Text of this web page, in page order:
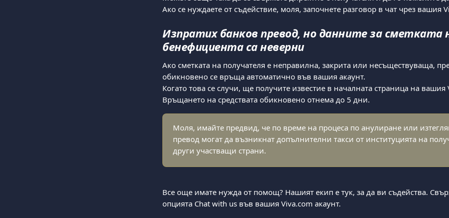
Ако се нуждаете от съдействие, моля, започнете разговор в чат чрез вашия
Изпратих банков превод, но данните за сметката
бенефициента са неверни
Ако сметката на получателя е неправилна, закрита или несъществуваща,
обикновено се връща автоматично във вашия акаунт.
Когато това се случи, ще получите известие в началната страница на вашия
Връщането на средствата обикновено отнема до 5 дни.
Моля, имайте предвид, че по време на процеса по анулиране или
превод могат да възникнат допълнителни такси от институцията на
други участващи страни.
Все още имате нужда от помощ? Нашият екип е тук, за да ви съдейства.
опцията Chat with us във вашия Viva.com акаунт.